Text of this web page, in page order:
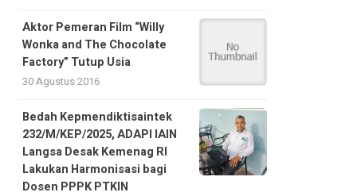
Aktor Pemeran Film “Willy
Wonka and The Chocolate
Factory” Tutup Usia
30 Agustus 2016
Bedah Kepmendiktisaintek
232/M/KEP/2025, ADAPI IAIN
Langsa Desak Kemenag RI
Lakukan Harmonisasi bagi
Dosen PPPK PTKIN